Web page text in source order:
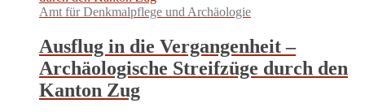
Amt für Denkmalpflege und Archäologie
Ausflug in die Vergangenheit –
Archäologische Streifzüge durch den
Kanton Zug